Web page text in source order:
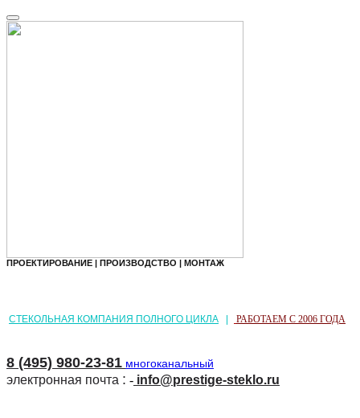
ПРОЕКТИРОВАНИЕ | ПРОИЗВОДСТВО | МОНТАЖ
СТЕКОЛЬНАЯ КОМПАНИЯ ПОЛНОГО ЦИКЛА РАБОТАЕМ С 2006 ГОДА
8 (495) 980-23-81 многоканальный
электронная почта : - info@prestige-steklo.ru